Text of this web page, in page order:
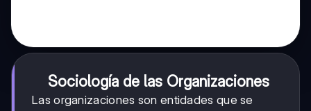
Sociología de las Organizaciones
Las organizaciones son entidades que se